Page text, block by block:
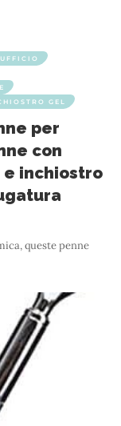
GEL
per
con
inchiostro
queste penne